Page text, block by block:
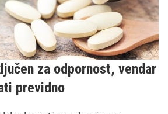
za odpornost, vendar
previdno